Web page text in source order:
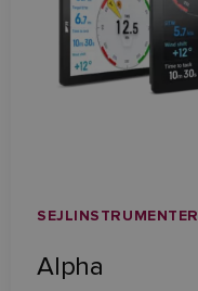
SEJLINSTRUMENTER
Alpha